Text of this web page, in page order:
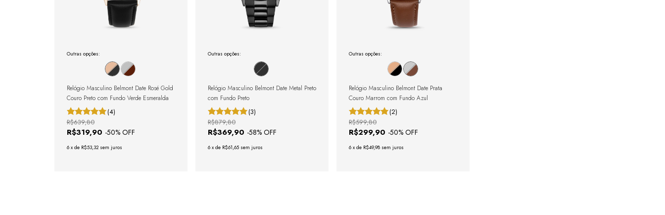
Outras opções:
Relógio Masculino Belmont Date Rosé Gold
Couro Preto com Fundo Verde Esmeralda
(4)
R$319,90 -50% OFF
R$639,80
6 x de R$53,32 sem juros
Outras opções:
Relógio Masculino Belmont Date Metal Preto
com Fundo Preto
(3)
R$369,90 -58% OFF
R$879,80
6 x de R$61,65 sem juros
Outras opções:
Relógio Masculino Belmont Date Prata
Couro Marrom com Fundo Azul
(2)
R$299,90 -50% OFF
R$599,80
6 x de R$49,98 sem juros